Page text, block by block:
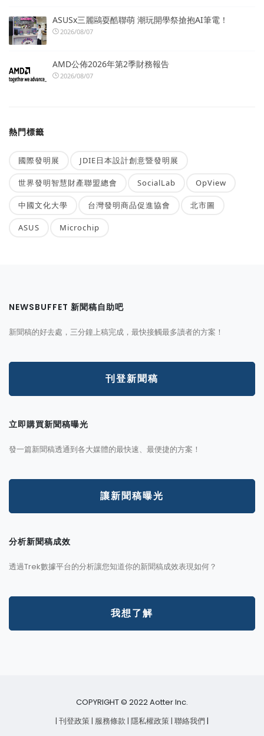
ASUSx三麗鷗耍酷聯萌 潮玩開學祭搶抱AI筆電！
2026/08/07
AMD公佈2026年第2季財務報告
2026/08/07
熱門標籤
國際發明展 JDIE日本設計創意暨發明展
世界發明智慧財產聯盟總會 SocialLab OpView
中國文化大學 台灣發明商品促進協會 北市圖
ASUS Microchip
NEWSBUFFET 新聞稿自助吧
新聞稿的好去處，三分鐘上稿完成，最快接觸最多讀者的方案！
刊登新聞稿
立即購買新聞稿曝光
發一篇新聞稿透通到各大媒體的最快速、最便捷的方案！
讓新聞稿曝光
分析新聞稿成效
透過Trek數據平台的分析讓您知道你的新聞稿成效表現如何？
我想了解
COPYRIGHT © 2022 Aotter Inc.
| 刊登政策| 服務條款| 隱私權政策| 聯絡我們 |